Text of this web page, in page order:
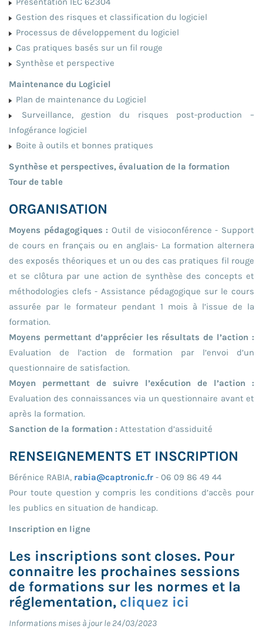
Gestion des risques et classification du logiciel
Processus de développement du logiciel
Cas pratiques basés sur un fil rouge
Synthèse et perspective
Maintenance du Logiciel
Plan de maintenance du Logiciel
Surveillance, gestion du risques post-production –
Infogérance logiciel
Boite à outils et bonnes pratiques
Synthèse et perspectives, évaluation de la formation
Tour de table
ORGANISATION
Moyens pédagogiques : Outil de visioconférence - Support
de cours en français ou en anglais- La formation alternera
des exposés théoriques et un ou des cas pratiques fil rouge
et se clôtura par une action de synthèse des concepts et
méthodologies clefs - Assistance pédagogique sur le cours
assurée par le formateur pendant 1 mois à l’issue de la
formation.
Moyens permettant d’apprécier les résultats de l’action :
Evaluation de l’action de formation par l’envoi d’un
questionnaire de satisfaction.
Moyen permettant de suivre l’exécution de l’action :
Evaluation des connaissances via un questionnaire avant et
après la formation.
Sanction de la formation : Attestation d’assiduité
RENSEIGNEMENTS ET INSCRIPTION
Bérénice RABIA, rabia@captronic.fr - 06 09 86 49 44
Pour toute question y compris les conditions d’accès pour
les publics en situation de handicap.
Inscription en ligne
Les inscriptions sont closes. Pour
connaitre les prochaines sessions
de formations sur les normes et la
réglementation, cliquez ici
Informations mises à jour le 24/03/2023